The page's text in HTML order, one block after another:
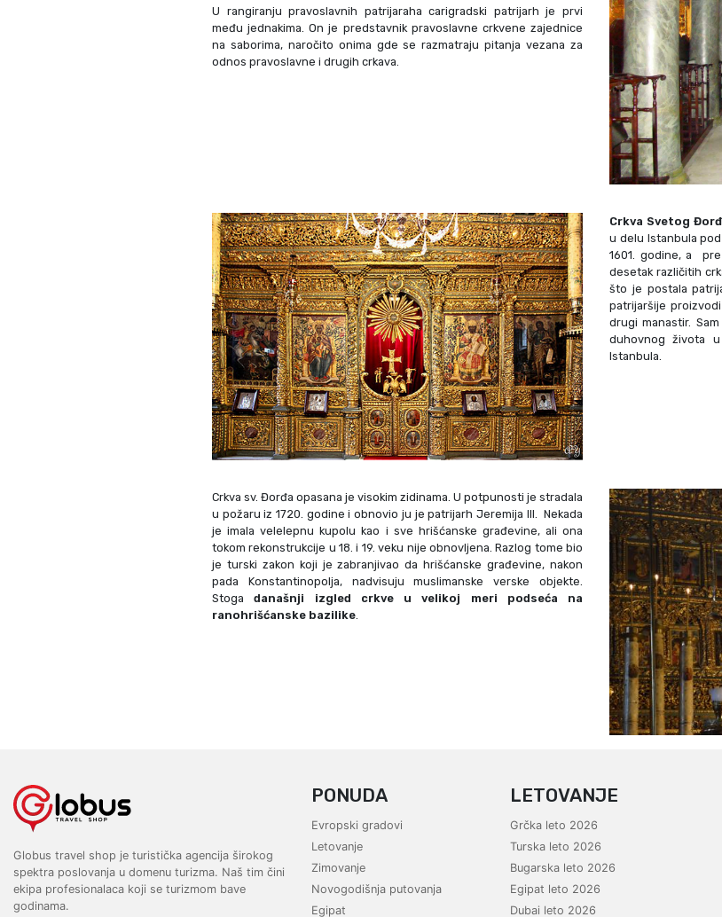
U rangiranju pravoslavnih patrijaraha carigradski patrijarh je prvi
među jednakima. On je predstavnik pravoslavne crkvene zajednice
na saborima, naročito onima gde se razmatraju pitanja vezana za
odnos pravoslavne i drugih crkava.
Crkva Svetog
u delu Istanbula
1601. godine, a
desetak različitih
što je postala
patrijaršije
drugi manastir. Sam
duhovnog života
Istanbula.
Crkva sv. Đorđa opasana je visokim zidinama. U potpunosti je stradala
u požaru iz 1720. godine i obnovio ju je patrijarh Jeremija III. Nekada
je imala velelepnu kupolu kao i sve hrišćanske građevine, ali ona
tokom rekonstrukcije u 18. i 19. veku nije obnovljena. Razlog tome bio
je turski zakon koji je zabranjivao da hrišćanske građevine, nakon
pada Konstantinopolja, nadvisuju muslimanske verske objekte.
Stogadanašnji izgled crkve u velikoj meri podseća na
ranohrišćanske bazilike.
Globus travel shop je turistička agencija širokog
spektra poslovanja u domenu turizma. Naš tim čini
ekipa profesionalaca koji se turizmom bave
godinama.
PONUDA
Evropski gradovi
Letovanje
Zimovanje
Novogodišnja putovanja
Egipat
LETOVANJE
Grčka leto 2026
Turska leto 2026
Bugarska leto 2026
Egipat leto 2026
Dubai leto 2026